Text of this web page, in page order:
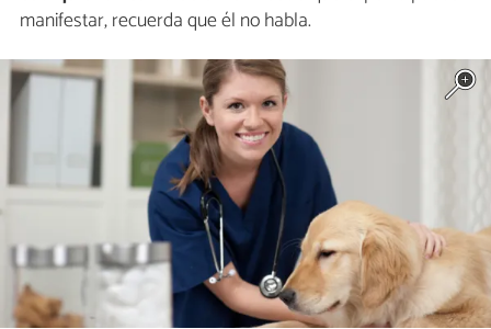
manifestar, recuerda que él no habla.